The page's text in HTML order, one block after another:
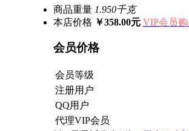
商品重量 1.950千克
本店价格 ￥358.00元 VIP会员
会员价格
会员等级
注册用户
QQ用户
代理VIP会员